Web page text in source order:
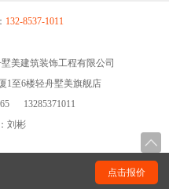
132-8537-1011
墅美建筑装饰工程有限公司
1至6楼轻舟墅美旗舰店
13285371011
刘彬
点击报价